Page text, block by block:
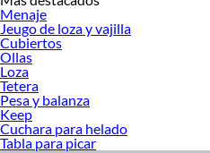
Menaje
Jeugo de loza y vajilla
Cubiertos
Ollas
Loza
Tetera
Pesa y balanza
Keep
Cuchara para helado
Tabla para picar